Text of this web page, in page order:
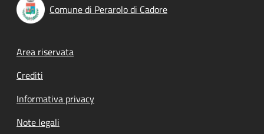
Comune di Perarolo di Cadore
Footer menu
Area riservata
Crediti
Informativa privacy
Note legali